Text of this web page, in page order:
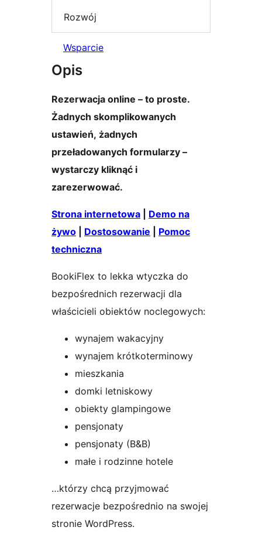
Rozwój
Wsparcie
Opis
Rezerwacja online – to proste.
Żadnych skomplikowanych
ustawień, żadnych
przeładowanych formularzy –
wystarczy kliknąć i
zarezerwować.
Strona internetowa
Demo na
żywo
Dostosowanie
Pomoc
techniczna
BookiFlex to lekka wtyczka do
bezpośrednich rezerwacji dla
właścicieli obiektów noclegowych:
wynajem wakacyjny
wynajem krótkoterminowy
mieszkania
domki letniskowy
obiekty glampingowe
pensjonaty
pensjonaty (B&B)
małe i rodzinne hotele
…którzy chcą przyjmować
rezerwacje bezpośrednio na swojej
stronie WordPress.